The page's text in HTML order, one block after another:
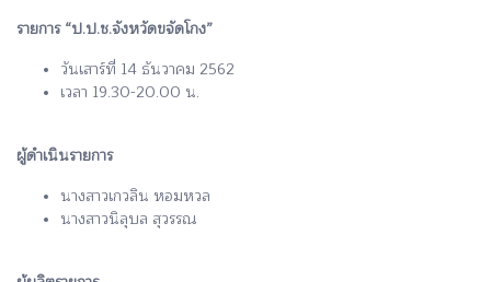
รายการ “ป.ป.ช.จังหวัดขจัดโกง”
วันเสาร์ที่ 14 ธันวาคม 2562
เวลา 19.30-20.00 น.
ผู้ดำเนินรายการ
นางสาวเกวลิน หอมหวล
นางสาวนิลุบล สุวรรณ